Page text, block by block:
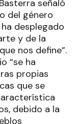
señaló
del género
desplegado
y de la
nos define”.
“se ha
propias
que se
debido a la